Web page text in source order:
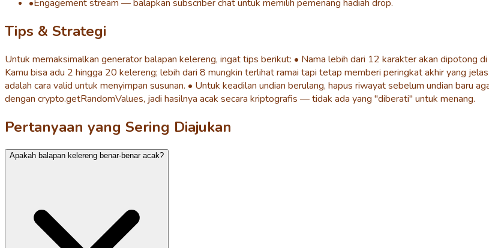
•Engagement stream — balapkan subscriber chat untuk memilih pemenang hadiah drop.
Tips & Strategi
Untuk memaksimalkan generator balapan kelereng, ingat tips berikut: • Nama lebih dari 12 karakter akan dipotong
Kamu bisa adu 2 hingga 20 kelereng; lebih dari 8 mungkin terlihat ramai tapi tetap memberi peringkat akhir yang
adalah cara valid untuk menyimpan susunan. • Untuk keadilan undian berulang, hapus riwayat sebelum undian baru
dengan crypto.getRandomValues, jadi hasilnya acak secara kriptografis — tidak ada yang "diberati" untuk menang.
Pertanyaan yang Sering Diajukan
Apakah balapan kelereng benar-benar acak?